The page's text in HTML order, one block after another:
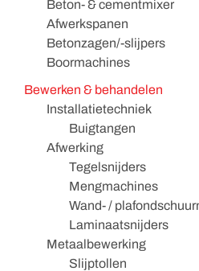
Beton- & cementmixer
Afwerkspanen
Betonzagen/-slijpers
Boormachines
Bewerken & behandelen
Installatietechniek
Buigtangen
Afwerking
Tegelsnijders
Mengmachines
Wand- /
Laminaatsnijders
Metaalbewerking
Slijptollen